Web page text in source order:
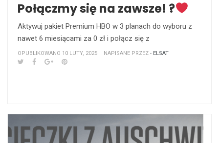
Połączmy się na zawsze! ?
Aktywuj pakiet Premium HBO w 3 planach do wyboru z
nawet 6 miesiącami za 0 zł i połącz się z
OPUBLIKOWANO 10 LUTY, 2025 NAPISANE PRZEZ - ELSAT